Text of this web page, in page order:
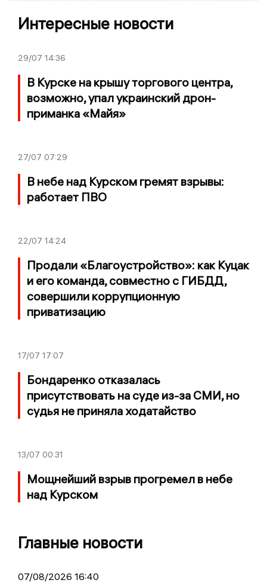
Интересные новости
29/07 14:36
В Курске на крышу торгового центра,
возможно, упал украинский дрон-
приманка «Майя»
27/07 07:29
В небе над Курском гремят взрывы:
работает ПВО
22/07 14:24
Продали «Благоустройство»: как Куцак
и его команда, совместно с ГИБДД,
совершили коррупционную
приватизацию
17/07 17:07
Бондаренко отказалась
присутствовать на суде из-за СМИ, но
судья не приняла ходатайство
13/07 00:31
Мощнейший взрыв прогремел в небе
над Курском
Главные новости
07/08/2026 16:40